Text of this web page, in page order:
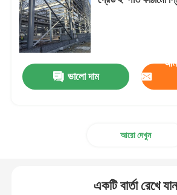
স্টিল স্ট্রাকচার ওয়ার্কশপ
ইস্পাত স্ট্রাকচার বিল্ডিং
ইস্পাত ফ্রেম অফিস বিল্ডিং
ভালো দাম
আরো দেখুন
একটি বার্তা রেখে যান